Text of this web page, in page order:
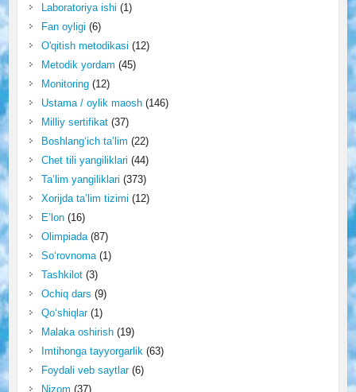
Laboratoriya ishi (1)
Fan oyligi (6)
O'qitish metodikasi (12)
Metodik yordam (45)
Monitoring(12)
Ustama / oylik maosh(146)
Milliy sertifikat(37)
Boshlang‘ich ta’lim (22)
Chet tili yangiliklari (44)
Ta’lim yangiliklari (373)
Xorijda ta’lim tizimi (12)
E’lon(16)
Olimpiada(87)
So‘rovnoma(1)
Tashkilot(3)
Ochiq dars (9)
Qo‘shiqlar(1)
Malaka oshirish(19)
Imtihonga tayyorgarlik (63)
Foydali veb saytlar(6)
Nizom (37)